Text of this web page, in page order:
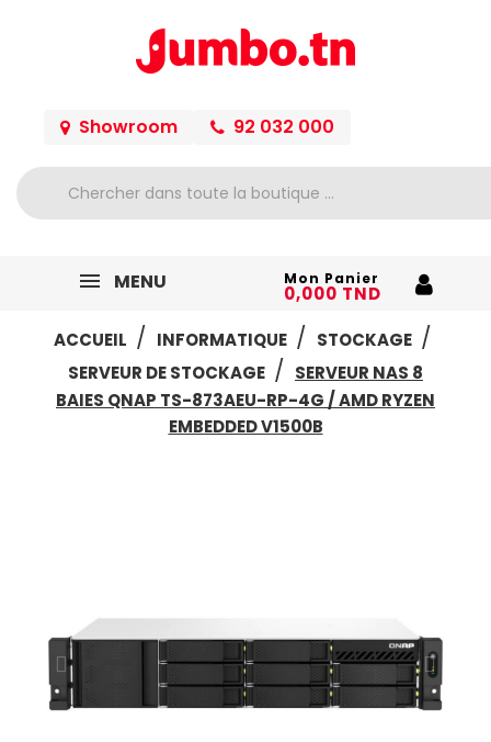
Showroom 92 032 000
MENU Mon Panier
0,000 TND
ACCUEIL
INFORMATIQUE
STOCKAGE
SERVEUR DE STOCKAGE
SERVEUR NAS 8
BAIES QNAP TS-873AEU-RP-4G / AMD RYZEN
EMBEDDED V1500B